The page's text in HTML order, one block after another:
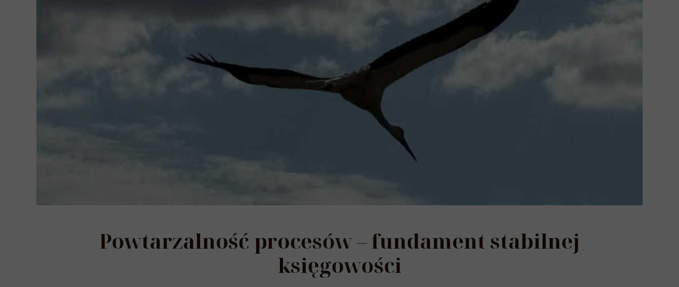
Powtarzalność procesów – fundament stabilnej
księgowości